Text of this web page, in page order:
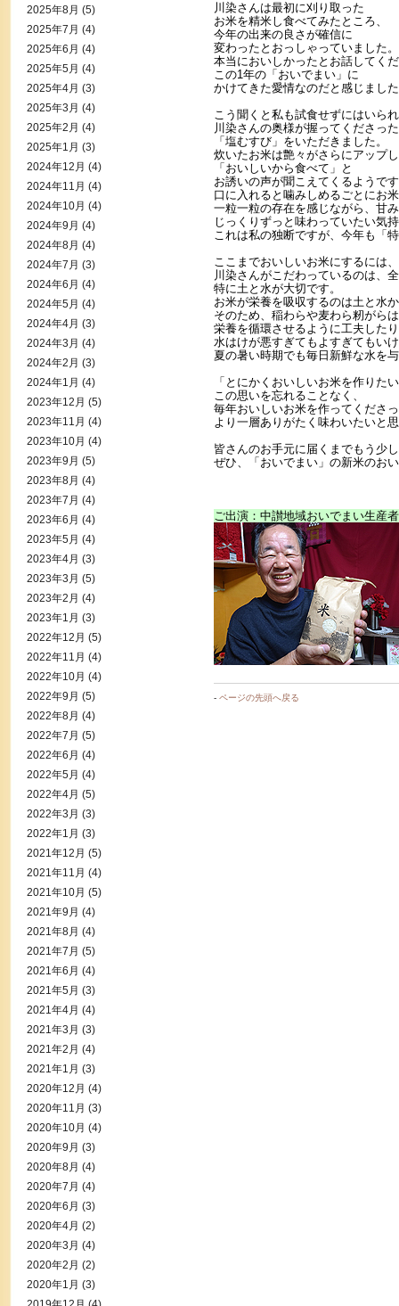
川染さんは最初に刈り取った
お米を精米し食べてみたところ、
今年の出来の良さが確信に
変わったとおっしゃっていました。
本当においしかったとお話してく
この1年の「おいでまい」に
かけてきた愛情なのだと感じまし
こう聞くと私も試食せずにはいら
川染さんの奥様が握ってくださった
「塩むすび」をいただきました。
炊いたお米は艶々がさらにアップ
「おいしいから食べて」と
お誘いの声が聞こえてくるようで
口に入れると噛みしめるごとにお
一粒一粒の存在を感じながら、甘
じっくりずっと味わっていたい気
これは私の独断ですが、今年も「
ここまでおいしいお米にするには
川染さんがこだわっているのは、
特に土と水が大切です。
お米が栄養を吸収するのは土と水
そのため、稲わらや麦わら籾がら
栄養を循環させるように工夫した
水はけが悪すぎてもよすぎてもい
夏の暑い時期でも毎日新鮮な水を
「とにかくおいしいお米を作りた
この思いを忘れることなく、
毎年おいしいお米を作ってくださ
より一層ありがたく味わいたいと
皆さんのお手元に届くまでもう少
ぜひ、「おいでまい」の新米のお
ご出演：中讃地域おいでまい生産
- ページの先頭へ戻る
2025年8月 (5)
2025年7月 (4)
2025年6月 (4)
2025年5月 (4)
2025年4月 (3)
2025年3月 (4)
2025年2月 (4)
2025年1月 (3)
2024年12月 (4)
2024年11月 (4)
2024年10月 (4)
2024年9月 (4)
2024年8月 (4)
2024年7月 (3)
2024年6月 (4)
2024年5月 (4)
2024年4月 (3)
2024年3月 (4)
2024年2月 (3)
2024年1月 (4)
2023年12月 (5)
2023年11月 (4)
2023年10月 (4)
2023年9月 (5)
2023年8月 (4)
2023年7月 (4)
2023年6月 (4)
2023年5月 (4)
2023年4月 (3)
2023年3月 (5)
2023年2月 (4)
2023年1月 (3)
2022年12月 (5)
2022年11月 (4)
2022年10月 (4)
2022年9月 (5)
2022年8月 (4)
2022年7月 (5)
2022年6月 (4)
2022年5月 (4)
2022年4月 (5)
2022年3月 (3)
2022年1月 (3)
2021年12月 (5)
2021年11月 (4)
2021年10月 (5)
2021年9月 (4)
2021年8月 (4)
2021年7月 (5)
2021年6月 (4)
2021年5月 (3)
2021年4月 (4)
2021年3月 (3)
2021年2月 (4)
2021年1月 (3)
2020年12月 (4)
2020年11月 (3)
2020年10月 (4)
2020年9月 (3)
2020年8月 (4)
2020年7月 (4)
2020年6月 (3)
2020年4月 (2)
2020年3月 (4)
2020年2月 (2)
2020年1月 (3)